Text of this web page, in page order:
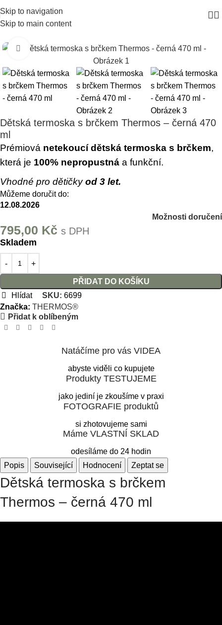
Skip to navigation
Skip to main content
Click to enlarge
Dětská termoska s brčkem Thermos – černá 470
ml
Prémiová netekoucí dětská termoska s brčkem,
která je 100% nepropustná a funkční.
Vhodné pro dětičkyod 3 let.
Můžeme doručit do:
12.08.2026
Možnosti doručení
795,00 Kč s DPH
Skladem
PŘIDAT DO KOŠÍKU
Hlídat
SKU:6699
Značka: THERMOS®
Přidat k oblíbeným
Natáčíme pro vás VIDEA
abyste viděli co kupujete
Produkty TESTUJEME
jako jediní je zkoušíme v praxi
FOTOGRAFIE produktů
si zhotovujeme sami
Máme VLASTNÍ SKLAD
odesíláme do 24 hodin
Popis
Související Hodnocení Zeptat se
Dětská termoska s brčkem
Thermos – černá 470 ml